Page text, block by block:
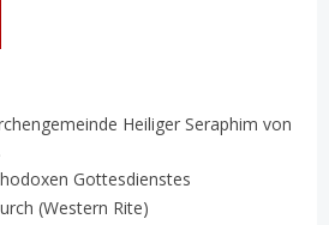
Heiliger Seraphim von
Gottesdienstes
(Western Rite)